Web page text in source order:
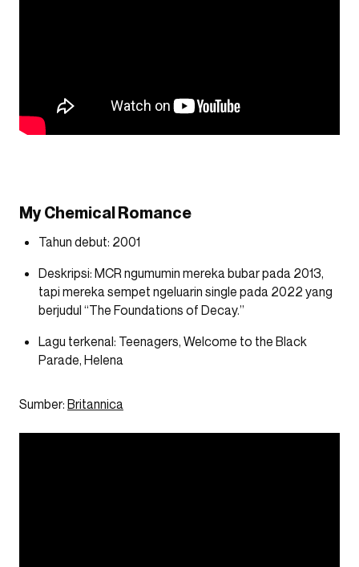
My Chemical Romance
Tahun debut: 2001
Deskripsi: MCR ngumumin mereka bubar pada 2013,
tapi mereka sempet ngeluarin single pada 2022 yang
berjudul “The Foundations of Decay.”
Lagu terkenal: Teenagers, Welcome to the Black
Parade, Helena
Sumber: Britannica